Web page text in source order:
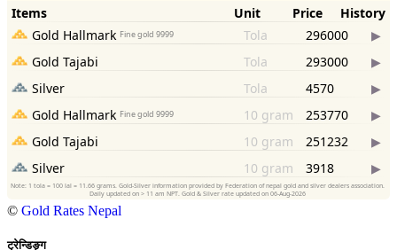
© Gold Rates Nepal
ट्रेन्डिङ्ग